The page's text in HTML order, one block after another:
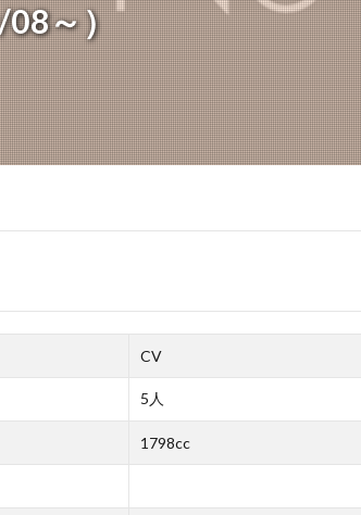
～）
CV
5人
1798cc